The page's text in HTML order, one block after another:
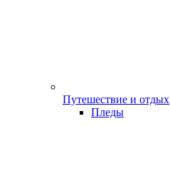
Путешествие и отдых
Пледы